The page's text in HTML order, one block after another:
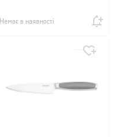
Немає в наявності